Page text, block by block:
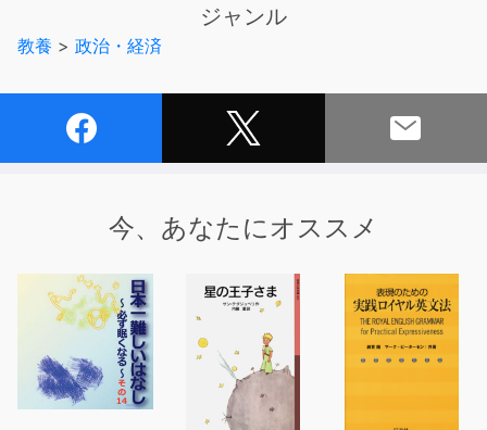
尾行や変装、モニター（協力者）の作り方
接触の仕方などのマル秘テクニックとは？
スパイとの攻防の生々しい事例を紹介しながら、
「スパイ天国」日本で我が身を守るために必読の一冊。
●公安が人の顔と名前、情報を瞬時に記憶する方法
●ハニートラップは段階的に接近してくる
●JR大塚駅は、スパイが「点検／消毒」に使う駅
●スパイを追うときは目くばせ禁止。ブロックサインで指
●スパイに狙われやすい職業とは？
ジャンル
教養 > 政治・経済
今、あなたにオススメ